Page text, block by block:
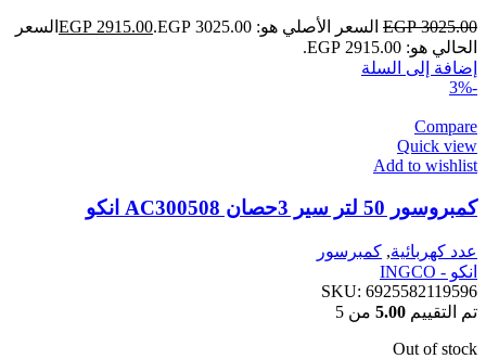
EGP3025.00 السعر الأصلي هو: EGP 3025.00. EGP 2915.00
السعر
الحالي هو: EGP 2915.00.
إضافة إلى السلة
-3%
Compare
Quick view
Add to wishlist
كمبروسور 50 لتر سير 3حصان AC300508 انكو
عدد كهربائية, كمبرسور
انكو - INGCO
SKU: 6925582119596
تم التقييم 5.00 من 5
Out of stock